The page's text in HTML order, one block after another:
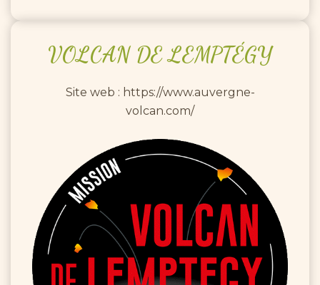
VOLCAN DE LEMPTÉGY
Site web : https://www.auvergne-
volcan.com/